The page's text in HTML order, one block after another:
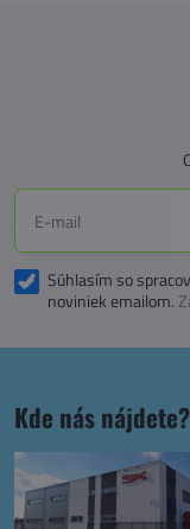
Súhlasím so
noviniek emailom.
Kde nás nájdete?